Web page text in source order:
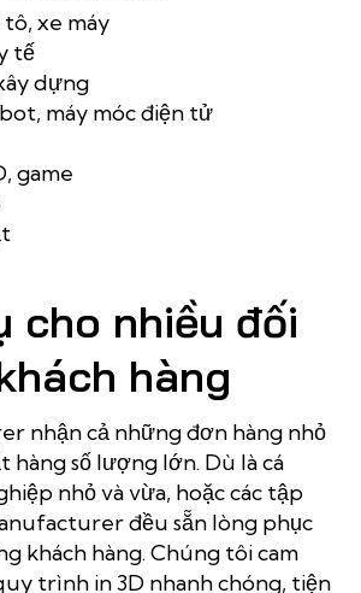
xe máy
tế
dựng
máy móc điện tử
game
cho nhiều đối
hàng
nhận cả những đơn hàng nhỏ
hàng số lượng lớn. Dù là cá
nhỏ và vừa, hoặc các tập
đều sẵn lòng phục
khách hàng. Chúng tôi cam
trình in 3D nhanh chóng, tiện